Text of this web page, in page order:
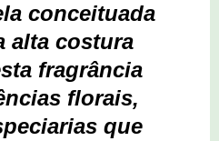
conceituada
alta costura
fragrância
florais,
que